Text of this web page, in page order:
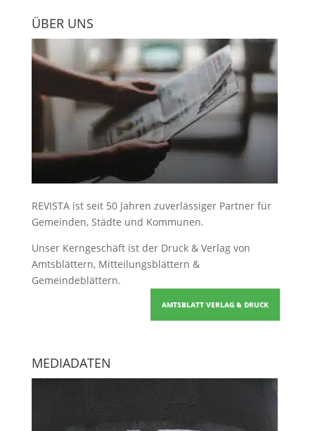
ÜBER UNS
REVISTA ist seit 50 Jahren zuverlässiger Partner für
Gemeinden, Städte und Kommunen.
Unser Kerngeschäft ist der Druck & Verlag von
Amtsblättern, Mitteilungsblättern &
Gemeindeblättern.
AMTSBLATT VERLAG & DRUCK
MEDIADATEN